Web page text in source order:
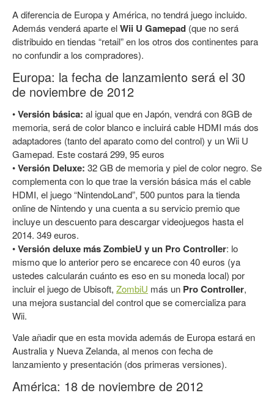
A diferencia de Europa y América, no tendrá juego incluido.
Además venderá aparte elWii U Gamepad (que no será
distribuido en tiendas “retail” en los otros dos continentes para
no confundir a los compradores).
Europa: la fecha de lanzamiento será el 30
de noviembre de 2012
•Versión básica: al igual que en Japón, vendrá con 8GB de
memoria, será de color blanco e incluirá cable HDMI más dos
adaptadores (tanto del aparato como del control) y un Wii U
Gamepad. Este costará 299, 95 euros
•Versión Deluxe: 32 GB de memoria y piel de color negro. Se
complementa con lo que trae la versión básica más el cable
HDMI, el juego “NintendoLand”, 500 puntos para la tienda
online de Nintendo y una cuenta a su servicio premio que
incluye un descuento para descargar videojuegos hasta el
2014. 349 euros.
•Versión deluxe más ZombieU y un Pro Controller: lo
mismo que lo anterior pero se encarece con 40 euros (ya
ustedes calcularán cuánto es eso en su moneda local) por
incluir el juego de Ubisoft, ZombiU más un Pro Controller,
una mejora sustancial del control que se comercializa para
Wii.
Vale añadir que en esta movida además de Europa estará en
Australia y Nueva Zelanda, al menos con fecha de
lanzamiento y presentación (dos primeras versiones).
América: 18 de noviembre de 2012